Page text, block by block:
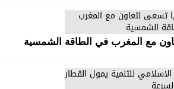
مع المغرب في الطاقة الشمسية